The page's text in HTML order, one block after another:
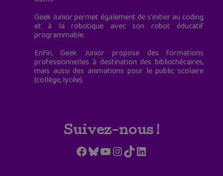
Geek Junior permet également de s'initier au coding
et à la robotique avec son robot éducatif
programmable.
Enfin, Geek Junior propose des formations
professionnelles à destination des bibliothécaires,
mais aussi des animations pour le public scolaire
(collège, lycée).
Suivez-nous !
Facebook
Bluesky
YouTube
Instagram
TikTokLinkedIn